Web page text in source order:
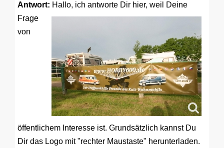
Antwort: Hallo, ich antworte Dir hier, weil Deine
Frage
von
öffentlichem Interesse ist. Grundsätzlich kannst Du
Dir das Logo mit "rechter Maustaste" herunterladen.